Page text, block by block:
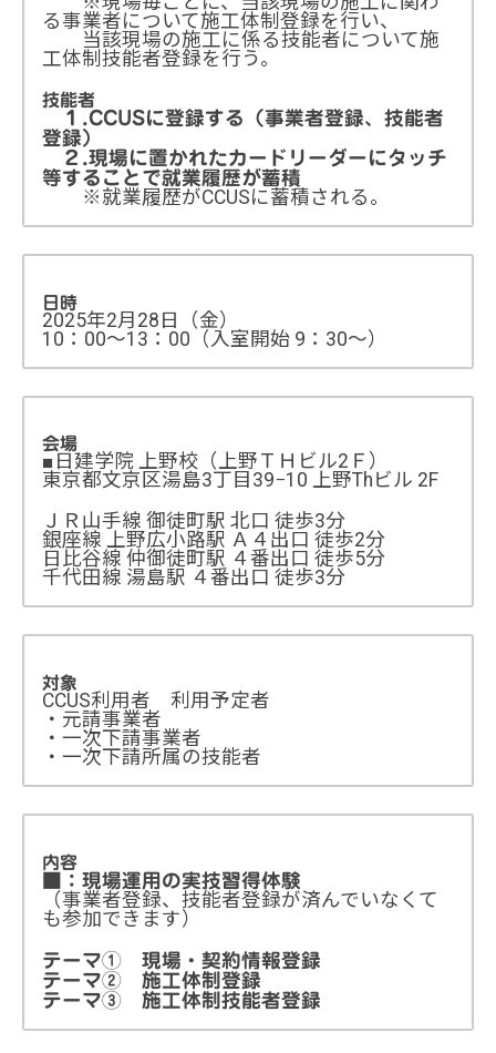
る事業者について施工体制登録を行い、
当該現場の施工に係る技能者について施
工体制技能者登録を行う。
技能者
１.CCUSに登録する（事業者登録、技能者
登録）
２.現場に置かれたカードリーダーにタッチ
等することで就業履歴が蓄積
※就業履歴がCCUSに蓄積される。
日時
2025年2月28日（金）
10：00～13：00（入室開始 9：30～）
会場
■日建学院 上野校（上野ＴＨビル2Ｆ）
東京都文京区湯島3丁目39−10 上野Thビル 2F
ＪＲ山手線 御徒町駅 北口 徒歩3分
銀座線 上野広小路駅 Ａ４出口 徒歩2分
日比谷線 仲御徒町駅 ４番出口 徒歩5分
千代田線 湯島駅 ４番出口 徒歩3分
対象
CCUS利用者 利用予定者
・元請事業者
・一次下請事業者
・一次下請所属の技能者
内容
■：現場運用の実技習得体験
（事業者登録、技能者登録が済んでいなくて
も参加できます）
テーマ① 現場・契約情報登録
テーマ② 施工体制登録
テーマ③ 施工体制技能者登録